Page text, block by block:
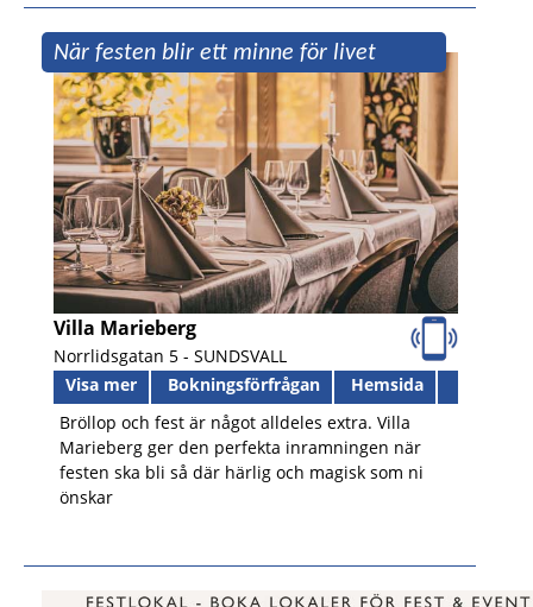
När festen blir ett minne för livet
Villa Marieberg
Norrlidsgatan 5 - SUNDSVALL
Visa mer
Bokningsförfrågan
Hemsida
Bröllop och fest är något alldeles extra. Villa
Marieberg ger den perfekta inramningen när
festen ska bli så där härlig och magisk som ni
önskar